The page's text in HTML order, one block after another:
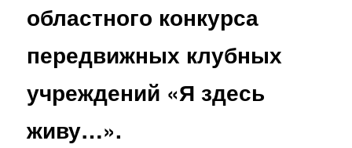
областного конкурса
передвижных клубных
учреждений «Я здесь
живу…».